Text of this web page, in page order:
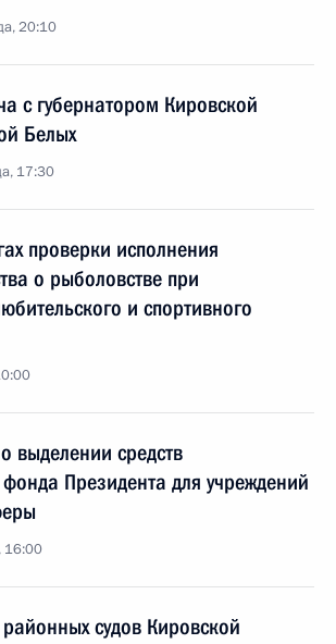
20:10
с губернатором Кировской
Белых
17:30
проверки исполнения
о рыболовстве при
и спортивного
выделении средств
Президента для учреждений
16:00
судов Кировской